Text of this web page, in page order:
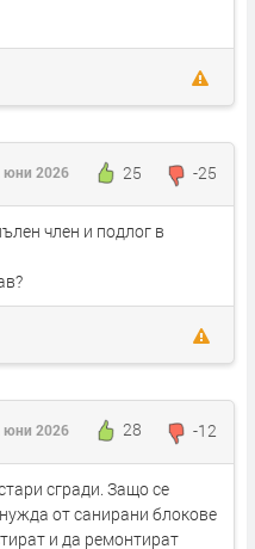
25 -25
юни 2026
член и подлог в
28 -12
юни 2026
сгради. Защо се
от санирани блокове
и да ремонтират